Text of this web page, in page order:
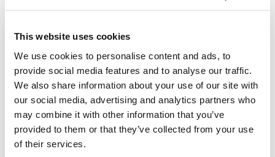
This website uses cookies
We use cookies to personalise content and ads, to
provide social media features and to analyse our traffic.
We also share information about your use of our site with
our social media, advertising and analytics partners who
may combine it with other information that you’ve
provided to them or that they’ve collected from your use
of their services.
08
Unternehmen wird mächtig aufgerüstet
KI | View Counts (1521)
«Neue Technologie soll ihrem Raubzug ein Ende
bereiten», titelt die «Neue Zürcher Zeitung» am 31.
Oktober 2025 und fährt fort: «Bis jetzt greifen
Künstiche Intelligenz(KI)-Unternehmen die
Informationen von Verlagen, Online-Foren und